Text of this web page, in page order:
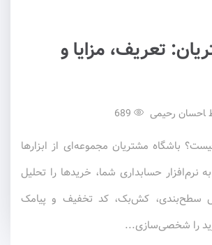
تعریف، مزایا و
احسان رحیمی
باشگاه مشتریان مجموعه‌ای از ابزارها
نرم‌افزار حسابداری شما، خریدها را تحلیل
سطح‌بندی، کش‌بک، کد تخفیف و پیامک
را شخصی‌سازی...